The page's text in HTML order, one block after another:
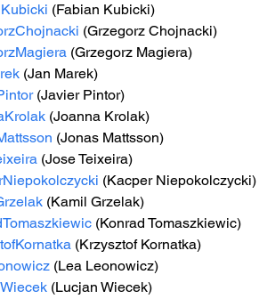
(Fabian Kubicki)
(Grzegorz Chojnacki)
(Grzegorz Magiera)
(Jan Marek)
(Javier Pintor)
(Joanna Krolak)
(Jonas Mattsson)
(Jose Teixeira)
(Kacper Niepokolczycki)
(Kamil Grzelak)
(Konrad Tomaszkiewic)
(Krzysztof Kornatka)
(Lea Leonowicz)
(Lucjan Wiecek)